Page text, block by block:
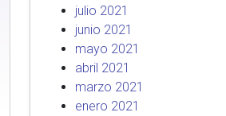
julio 2021
junio 2021
mayo 2021
abril 2021
marzo 2021
enero 2021